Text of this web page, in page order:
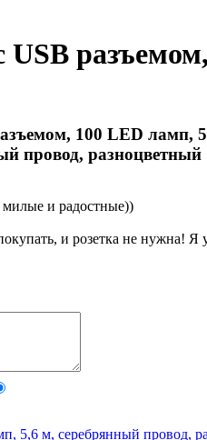
провод, разноцветный
милые и радостные))
и розетка не нужна!